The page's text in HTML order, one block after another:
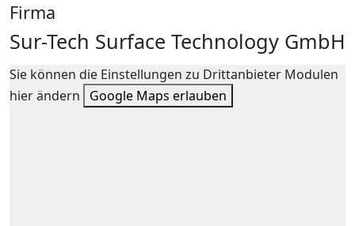
Firma
Sur-Tech Surface Technology GmbH
Sie können die Einstellungen zu Drittanbieter Modulen
hier ändern
Google Maps erlauben